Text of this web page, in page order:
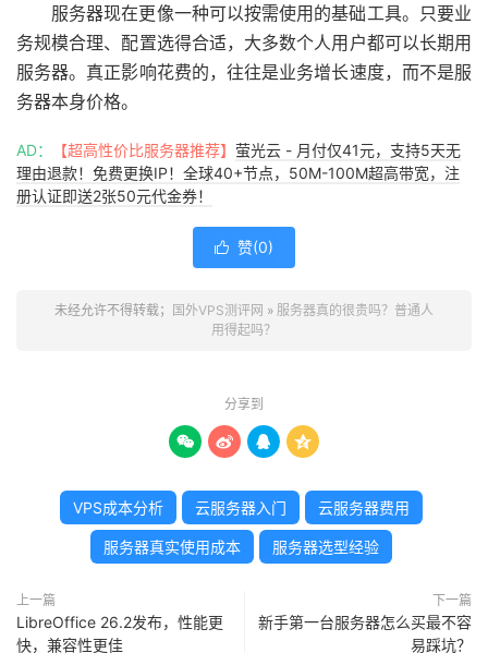
服务器现在更像一种可以按需使用的基础工具。只要业
务规模合理、配置选得合适，大多数个人用户都可以长期用
服务器。真正影响花费的，往往是业务增长速度，而不是服
务器本身价格。
AD： 【超高性价比服务器推荐】 萤光云 - 月付仅41元，支持5天无
理由退款！免费更换IP！全球40+节点，50M-100M超高带宽，注
册认证即送2张50元代金券！
 赞(0)
未经允许不得转载； 国外VPS测评网 » 服务器真的很贵吗？普通人
用得起吗？
分享到
   
VPS成本分析 云服务器入门 云服务器费用
服务器真实使用成本 服务器选型经验
上一篇
LibreOffice 26.2发布，性能更
快，兼容性更佳
下一篇
新手第一台服务器怎么买最不容
易踩坑？